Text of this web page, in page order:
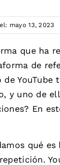
mayo 13, 2023
que ha
de
y uno de
En
qué